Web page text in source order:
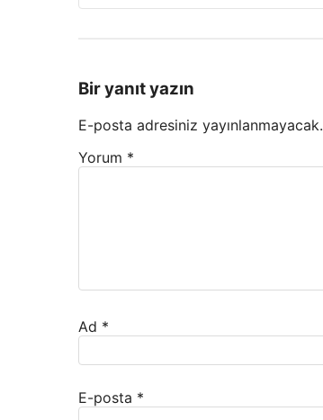
Bir yanıt yazın
E-posta adresiniz yayınlanmayacak.
Yorum *
Ad *
E-posta *